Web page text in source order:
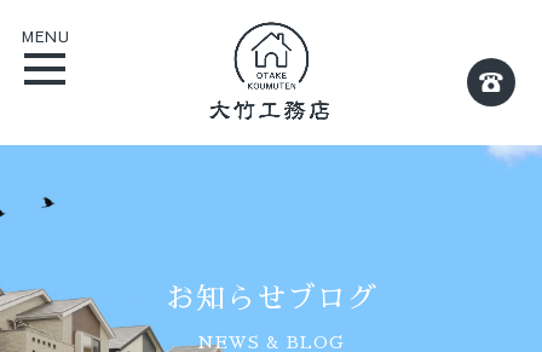
MENU
お知らせブログ
NEWS & BLOG